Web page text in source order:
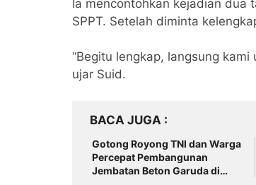
Ia mencontohkan kejadian dua
SPPT. Setelah diminta
“Begitu lengkap, langsung
ujar Suid.
BACA JUGA
Gotong Royong TNI dan Warga
Percepat Pembangunan
Jembatan Beton Garuda di